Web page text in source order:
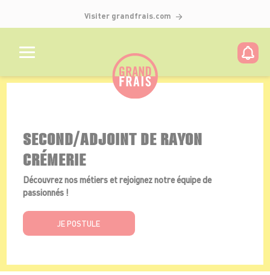
Visiter grandfrais.com
SECOND/ADJOINT DE RAYON
CRÉMERIE
Découvrez nos métiers et rejoignez notre équipe de
passionnés !
JE POSTULE